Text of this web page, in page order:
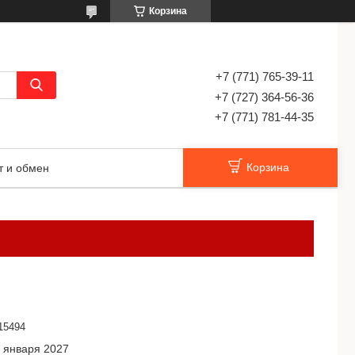
Корзина
+7 (771) 765-39-11
+7 (727) 364-56-36
+7 (771) 781-44-35
и обмен Корзина
2027